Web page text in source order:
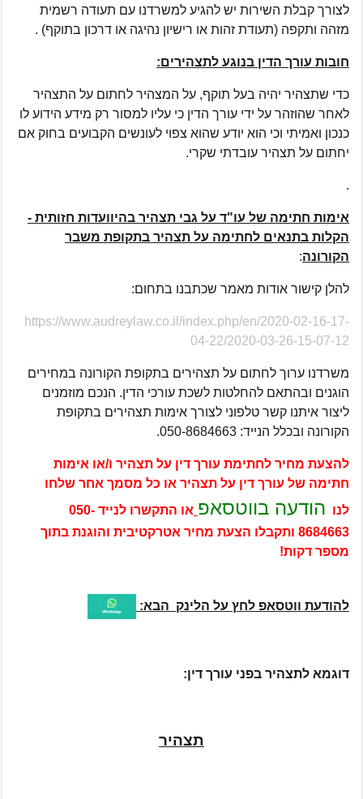
לצורך קבלת השירות יש להגיע למשרדנו עם תעודה רשמית
מזהה ותקפה (תעודת זהות או רישיון נהיגה או דרכון בתוקף) .
חובות עורך הדין בנוגע לתצהירים:
כדי שתצהיר יהיה בעל תוקף, על המצהיר לחתום על התצהיר
לאחר שהוזהר על ידי עורך הדין כי עליו למסור רק מידע הידוע לו
כנכון ואמיתי וכי הוא יודע שהוא צפוי לעונשים הקבועים בחוק אם
יחתום על תצהיר עובדתי שקרי.
.
אימות חתימה של עו"ד על גבי תצהיר בהיוועדות חזותית -
הקלות בתנאים לחתימה על תצהיר בתקופת משבר
הקורונה:
להלן קישור אודות מאמר שכתבנו בתחום:
https://www.audreylaw.co.il/index.php/en/2020-02-16-17-
04-22/2020-03-26-15-07-12
משרדנו ערוך לחתום על תצהירים בתקופת הקורונה במחירים
הוגנים ובהתאם להחלטות לשכת עורכי הדין. הנכם מוזמנים
ליצור איתנו קשר טלפוני לצורך אימות תצהירים בתקופת
הקורונה ובכלל הנייד: 050-8684663.
להצעת מחיר לחתימת עורך דין על תצהיר ו/או אימות
חתימה של עורך דין על תצהיר או כל מסמך אחר שלחו
לנו הודעה בווטסאפ או התקשרו לנייד 050-
8684663 ותקבלו הצעת מחיר אטרקטיבית והוגנת בתוך
מספר דקות!
להודעת ווטסאפ לחץ על הלינק הבא:
דוגמא לתצהיר בפני עורך דין:
תצהיר